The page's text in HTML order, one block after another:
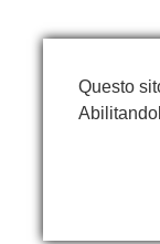
Questo